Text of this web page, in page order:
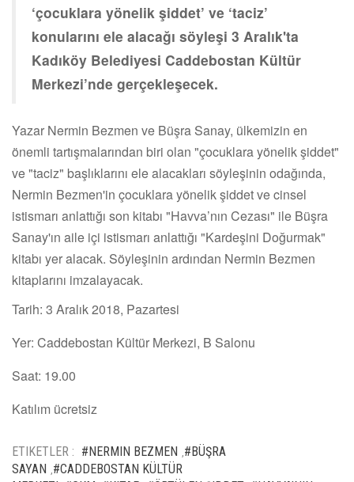
‘çocuklara yönelik şiddet’ ve ‘taciz’
konularını ele alacağı söyleşi 3 Aralık'ta
Kadıköy Belediyesi Caddebostan Kültür
Merkezi’nde gerçekleşecek.
Yazar Nermin Bezmen ve Büşra Sanay, ülkemizin en
önemli tartışmalarından biri olan "çocuklara yönelik şiddet"
ve "taciz" başlıklarını ele alacakları söyleşinin odağında,
Nermin Bezmen'in çocuklara yönelik şiddet ve cinsel
istismarı anlattığı son kitabı "Havva’nın Cezası" ile Büşra
Sanay'ın aile içi istismarı anlattığı "Kardeşini Doğurmak"
kitabı yer alacak. Söyleşinin ardından Nermin Bezmen
kitaplarını imzalayacak.
Tarih: 3 Aralık 2018, Pazartesi
Yer: Caddebostan Kültür Merkezi, B Salonu
Saat: 19.00
Katılım ücretsiz
ETIKETLER : #NERMIN BEZMEN #BÜŞRA
SAYAN #CADDEBOSTAN KÜLTÜR